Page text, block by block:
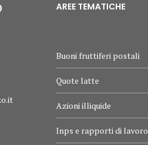
AREE TEMATICHE
Buoni fruttiferi postali
Quote latte
Azioni illiquide
Inps e rapporti di lavoro